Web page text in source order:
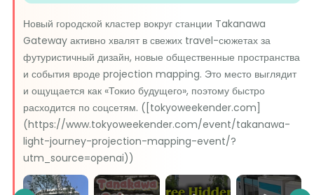
Новый городской кластер вокруг станции Takanawa
Gateway активно хвалят в свежих travel-сюжетах за
футуристичный дизайн, новые общественные пространства
и события вроде projection mapping. Это место выглядит
и ощущается как «Токио будущего», поэтому быстро
расходится по соцсетям. ([tokyoweekender.com]
(https://www.tokyoweekender.com/event/takanawa-
light-journey-projection-mapping-event/?
utm_source=openai))